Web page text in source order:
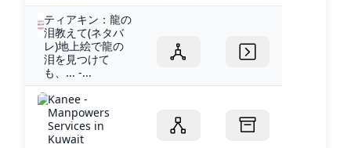
ティアキン：龍の
泪教えて(ネタバ
レ)地上絵で龍の
泪を見つけて
も、... -...
Kanee -
Manpowers
Services in
Kuwait